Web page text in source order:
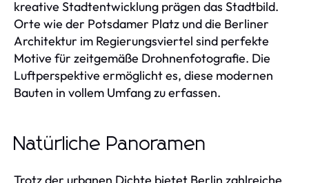
kreative Stadtentwicklung prägen das Stadtbild.
Orte wie der Potsdamer Platz und die Berliner
Architektur im Regierungsviertel sind perfekte
Motive für zeitgemäße Drohnenfotografie. Die
Luftperspektive ermöglicht es, diese modernen
Bauten in vollem Umfang zu erfassen.
Natürliche Panoramen
Trotz der urbanen Dichte bietet Berlin zahlreiche